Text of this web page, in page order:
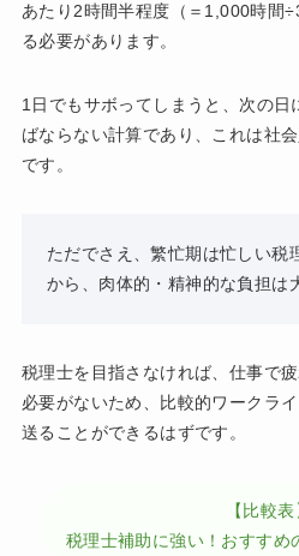
あたり2時間半程度（＝1,000時間
る必要があります。
1日でもサボってしまうと、次の
ばならない計算であり、これは社
です。
ただでさえ、繁忙期は忙しい税
から、肉体的・精神的な負担は
税理士を目指さなければ、仕事で
必要がないため、比較的ワークラ
送ることができるはずです。
【比較表
税理士補助に強い！おすすめ